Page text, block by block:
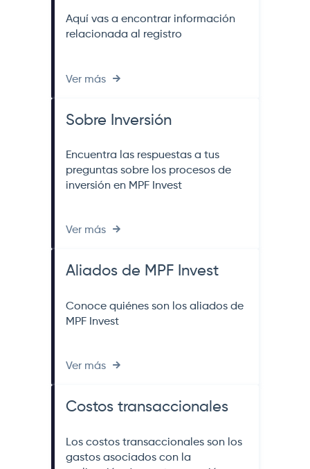
Aquí vas a encontrar información
relacionada al registro
Ver más
Sobre Inversión
Encuentra las respuestas a tus
preguntas sobre los procesos de
inversión en MPF Invest
Ver más
Aliados de MPF Invest
Conoce quiénes son los aliados de
MPF Invest
Ver más
Costos transaccionales
Los costos transaccionales son los
gastos asociados con la